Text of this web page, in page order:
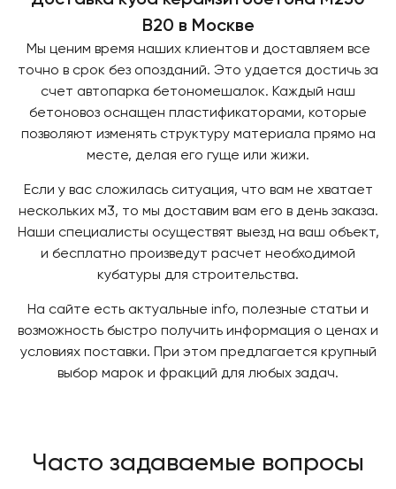
В20 в Москве
Мы ценим время наших клиентов и доставляем все
точно в срок без опозданий. Это удается достичь за
счет автопарка бетономешалок. Каждый наш
бетоновоз оснащен пластификаторами, которые
позволяют изменять структуру материала прямо на
месте, делая его гуще или жижи.
Если у вас сложилась ситуация, что вам не хватает
нескольких м3, то мы доставим вам его в день заказа.
Наши специалисты осуществят выезд на ваш объект,
и бесплатно произведут расчет необходимой
кубатуры для строительства.
На сайте есть актуальные info, полезные статьи и
возможность быстро получить информация о ценах и
условиях поставки. При этом предлагается крупный
выбор марок и фракций для любых задач.
Часто задаваемые вопросы